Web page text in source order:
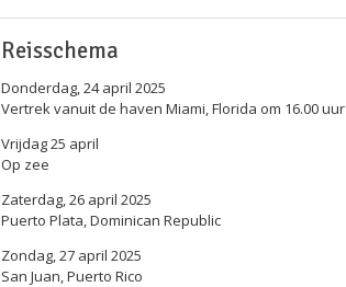
Reisschema
Donderdag, 24 april 2025
Vertrek vanuit de haven Miami, Florida om 16.00 uur
Vrijdag 25 april
Op zee
Zaterdag, 26 april 2025
Puerto Plata, Dominican Republic
Zondag, 27 april 2025
San Juan, Puerto Rico